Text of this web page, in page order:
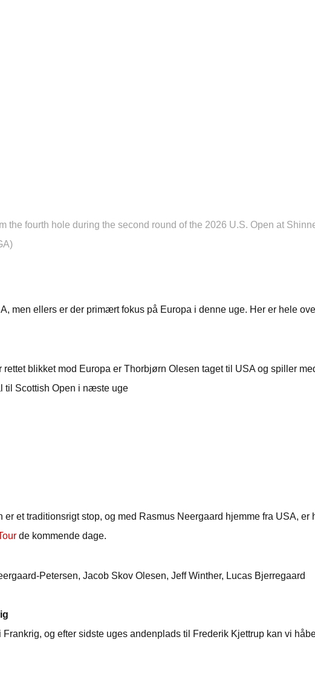
the fourth hole during the second round of the 2026 U.S. Open at
men ellers er der primært fokus på Europa i denne uge. Her er hele
rettet blikket mod Europa er Thorbjørn Olesen taget til USA og spiller
til Scottish Open i næste uge
er et traditionsrigt stop, og med Rasmus Neergaard hjemme fra USA, er
de kommende dage.
Petersen, Jacob Skov Olesen, Jeff Winther, Lucas Bjerregaard
Frankrig, og efter sidste uges andenplads til Frederik Kjettrup kan vi